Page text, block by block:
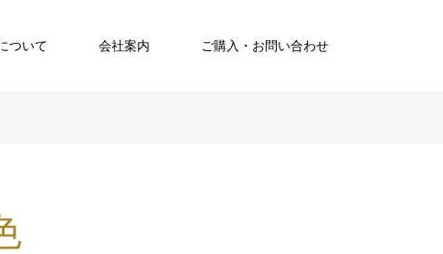
ついて 会社案内 ご購入・お問い合わせ